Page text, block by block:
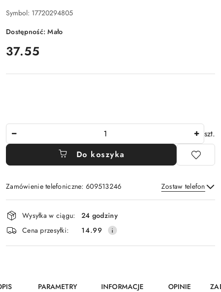
Symbol: 17720294805
Dostępność:Mało
cena:
37.55
szt.
Do koszyka
Zamówienie telefoniczne: 609513246 Zostaw telefon
Wyślij
Dostępność
i
dostawa
Wysyłka w ciągu:
24 godziny
Cena przesyłki:
14.99
PARAMETRY
INFORMACJE
OPINIE